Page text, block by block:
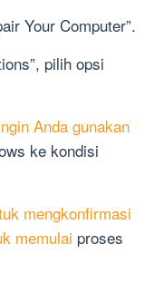
Your Computer”.
pilih opsi
Anda gunakan
ke kondisi
mengkonfirmasi
memulai proses